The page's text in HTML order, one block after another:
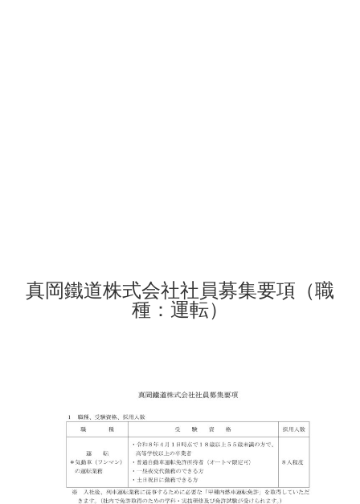
真岡鐵道株式会社社員募集要項（職
種：運転）